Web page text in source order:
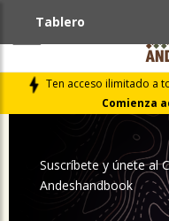
Ten acceso ilimitado a
Comienza
Tablero
Suscríbete y únete al
Andeshandbook